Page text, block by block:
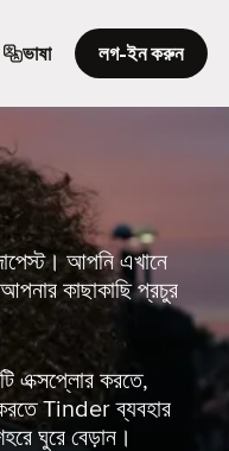
ভাষা লগ-ইন করুন
আপনি এখানে
কাছাকাছি প্রচুর
এক্সপ্লোর করতে,
করতে Tinder ব্যবহার
ঘুরে বেড়ান।